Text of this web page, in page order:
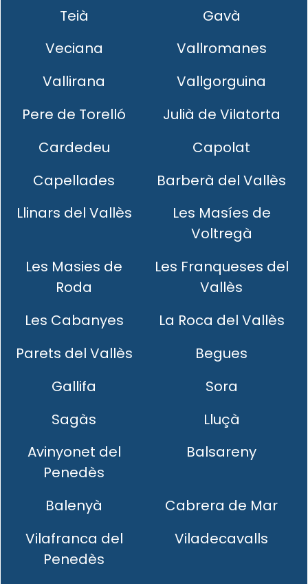
Teià
Gavà
Veciana
Vallromanes
Vallirana
Vallgorguina
Pere de Torelló
Julià de Vilatorta
Cardedeu
Capolat
Capellades
Barberà del Vallès
Llinars del Vallès
Les Masíes de
Voltregà
Les Masies de
Roda
Les Franqueses del
Vallès
Les Cabanyes
La Roca del Vallès
Parets del Vallès
Begues
Gallifa
Sora
Sagàs
Lluçà
Avinyonet del
Penedès
Balsareny
Balenyà
Cabrera de Mar
Vilafranca del
Penedès
Viladecavalls